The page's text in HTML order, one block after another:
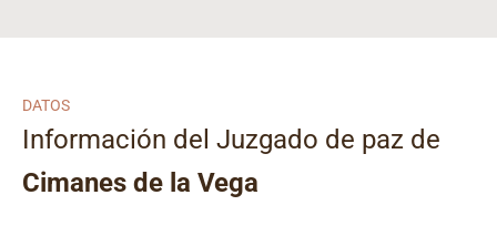
DATOS
Información del Juzgado de paz de
Cimanes de la Vega